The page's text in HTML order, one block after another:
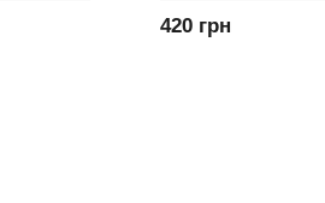
Haiter PRO, КАО,
420 грн